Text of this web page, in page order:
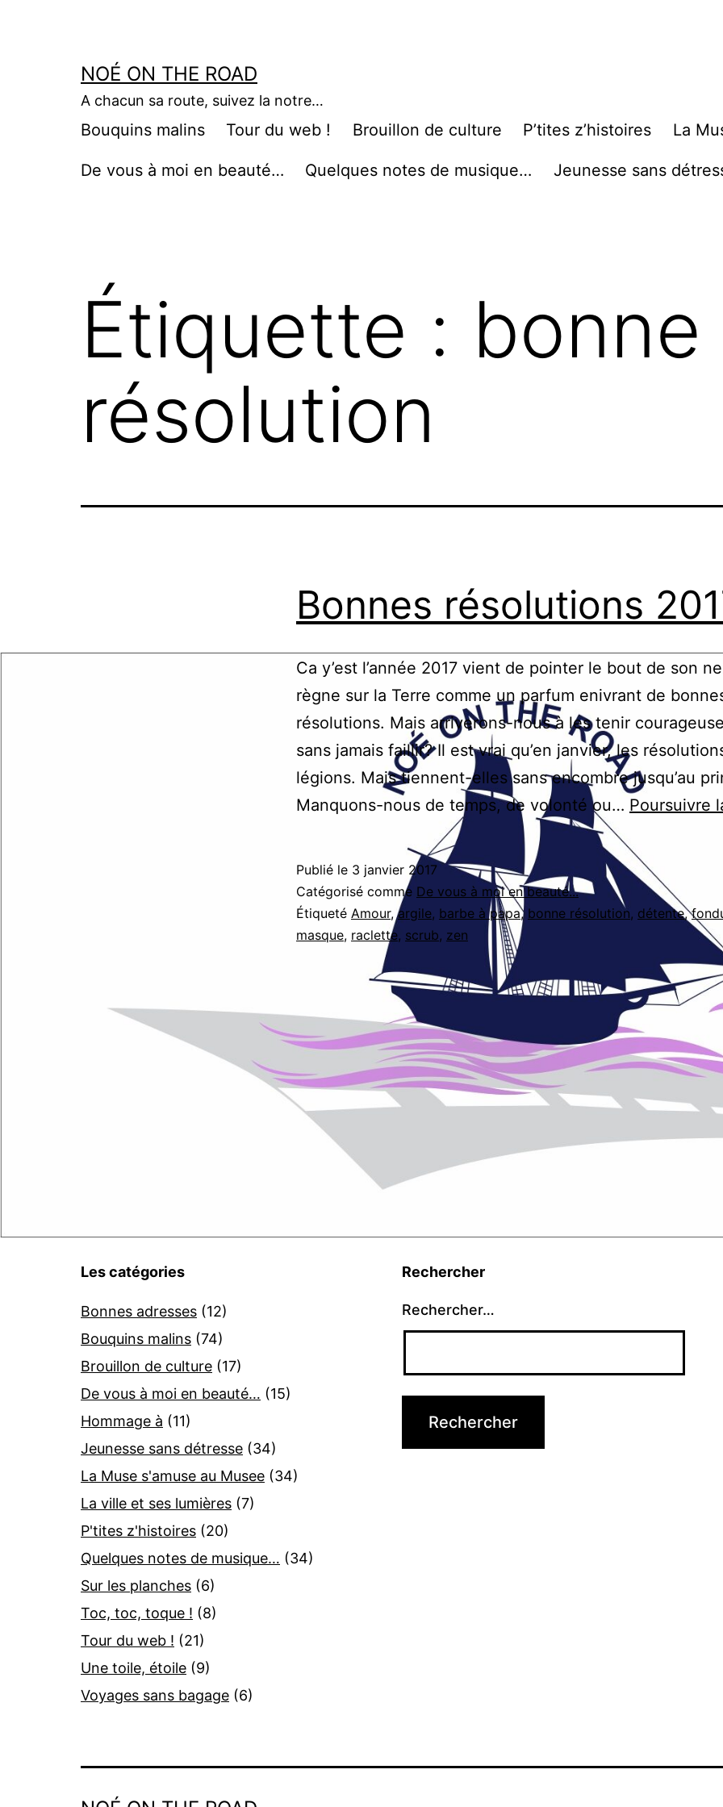
NOÉ ON THE ROAD
A chacun sa route, suivez la notre…
Bouquins malins Tour du web ! Brouillon de culture P’tites z’histoires La
De vous à moi en beauté… Quelques notes de musique… Jeunesse sans
Étiquette : bonne
résolution
Bonnes résolutions
Ca y’est l’année 2017 vient de pointer le bout de son
règne sur la Terre comme un parfum enivrant de
résolutions. Mais arriverons-nous à les tenir
sans jamais faillir? Il est vrai qu’en janvier, les
légions. Mais tiennent-elles sans encombre jusqu’au
Manquons-nous de temps, de volonté ou… Poursuivre
Publié le 3 janvier 2017
Catégorisé comme De vous à moi en beauté...
Étiqueté Amour,argile, barbe à papa, bonne résolution, détente,
masque, raclette, scrub, zen
Les catégories
Bonnes adresses (12)
Bouquins malins (74)
Brouillon de culture (17)
De vous à moi en beauté… (15)
Hommage à (11)
Jeunesse sans détresse (34)
La Muse s'amuse au Musee (34)
La ville et ses lumières (7)
P'tites z'histoires (20)
Quelques notes de musique… (34)
Sur les planches (6)
Toc, toc, toque ! (8)
Tour du web ! (21)
Une toile, étoile (9)
Voyages sans bagage (6)
Rechercher
Rechercher…